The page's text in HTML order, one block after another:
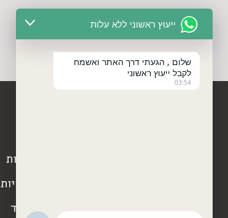
שאלות ותשובות
מדיניות הפרטיות
טפסים לביה״ד
ייעוץ ראשוני ללא עלות
שלום , הגעתי דרך האתר ואשמח
לקבל ייעוץ ראשוני
03:54